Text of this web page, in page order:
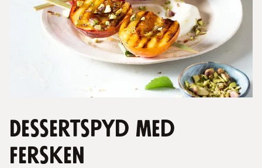
Dessertspyd med
fersken